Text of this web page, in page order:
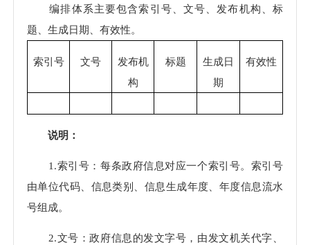
编排体系主要包含索引号、文号、发布机构、标
题、生成日期、有效性。
索引号 文号
发布机
构
标题
生成日
期
有效性
说明：
1.索引号：每条政府信息对应一个索引号。索引号
由单位代码、信息类别、信息生成年度、年度信息流水
号组成。
2.文号：政府信息的发文字号，由发文机关代字、